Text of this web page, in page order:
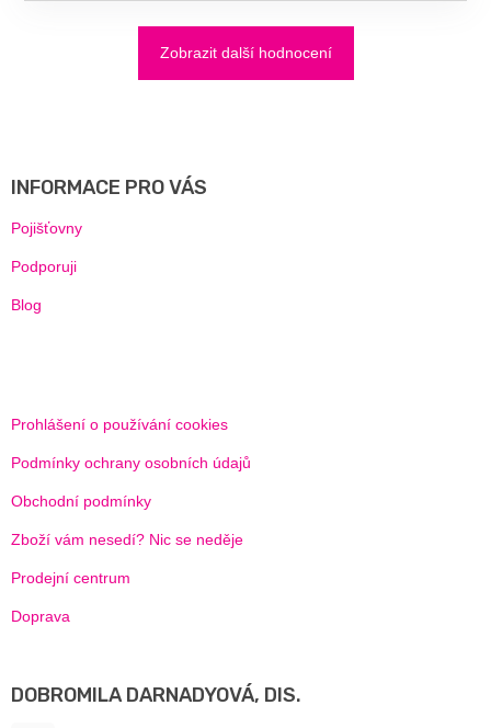
Zobrazit další hodnocení
INFORMACE PRO VÁS
Pojišťovny
Podporuji
Blog
Prohlášení o používání cookies
Podmínky ochrany osobních údajů
Obchodní podmínky
Zboží vám nesedí? Nic se neděje
Prodejní centrum
Doprava
DOBROMILA DARNADYOVÁ, DIS.